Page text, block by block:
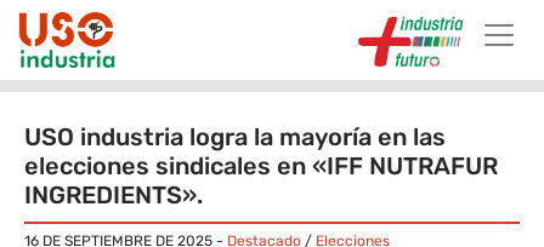
Skip to main content
USO ​industria logra la mayoría en las
elecciones sindicales ​en «IFF NUTRAFUR
INGREDIENTS».
16 DE SEPTIEMBRE DE 2025 - Destacado / Elecciones